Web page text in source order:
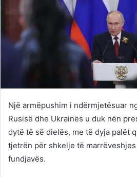
Një armëpushim i ndërmjetësuar
Rusisë dhe Ukrainës u duk nën
dytë të së dielës, me të dyja palët
tjetrën për shkelje të
fundjavës.